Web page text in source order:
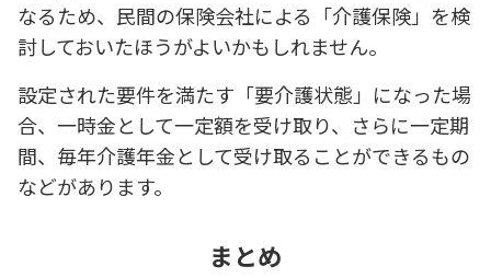
なるため、民間の保険会社による「介護保険」を検
討しておいたほうがよいかもしれません。
設定された要件を満たす「要介護状態」になった場
合、一時金として一定額を受け取り、さらに一定期
間、毎年介護年金として受け取ることができるもの
などがあります。
まとめ